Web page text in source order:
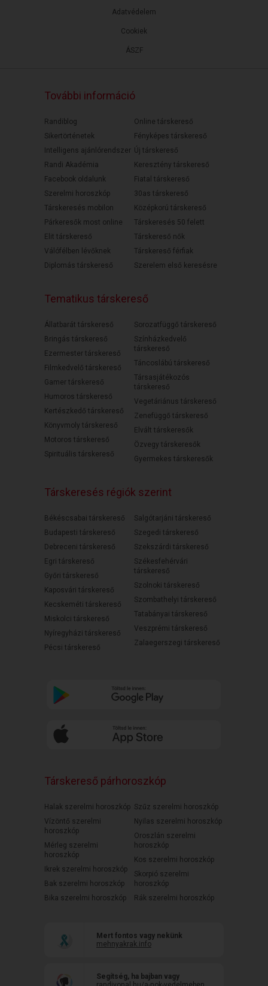
ÁSZF
Adatvédelem
Cookiek
További információ
Randiblog
Sikertörténetek
Intelligens ajánlórendszer
Randi Akadémia
Facebook oldalunk
Szerelmi horoszkóp
Társkeresés mobilon
Párkeresők most online
Elit társkereső
Válófélben lévőknek
Diplomás társkereső
Online társkereső
Fényképes társkereső
Új társkereső
Keresztény társkereső
Fiatal társkereső
30as társkereső
Középkorú társkereső
Társkeresés 50 felett
Társkereső nők
Társkereső férfiak
Szerelem első keresésre
Tematikus társkereső
Állatbarát társkereső
Bringás társkereső
Ezermester társkereső
Filmkedvelő társkereső
Gamer társkereső
Humoros társkereső
Kertészkedő társkereső
Könyvmoly társkereső
Motoros társkereső
Spirituális társkereső
Sorozatfüggő társkereső
Színházkedvelő
társkereső
Táncoslábú társkereső
Társasjátékozós
társkereső
Vegetáriánus társkereső
Zenefüggő társkereső
Elvált társkeresők
Özvegy társkeresők
Gyermekes társkeresők
Társkeresés régiók szerint
Békéscsabai társkereső
Budapesti társkereső
Debreceni társkereső
Egri társkereső
Győri társkereső
Kaposvári társkereső
Kecskeméti társkereső
Miskolci társkereső
Nyíregyházi társkereső
Pécsi társkereső
Salgótarjáni társkereső
Szegedi társkereső
Szekszárdi társkereső
Székesfehérvári
társkereső
Szolnoki társkereső
Szombathelyi társkereső
Tatabányai társkereső
Veszprémi társkereső
Zalaegerszegi társkereső
Társkereső párhoroszkóp
Halak szerelmi horoszkóp
Vízöntő szerelmi
horoszkóp
Mérleg szerelmi
horoszkóp
Ikrek szerelmi horoszkóp
Bak szerelmi horoszkóp
Bika szerelmi horoszkóp
Szűz szerelmi horoszkóp
Nyilas szerelmi horoszkóp
Oroszlán szerelmi
horoszkóp
Kos szerelmi horoszkóp
Skorpió szerelmi
horoszkóp
Rák szerelmi horoszkóp
Mert fontos vagy nekünk
mehnyakrak.info
Segítség, ha bajban vagy